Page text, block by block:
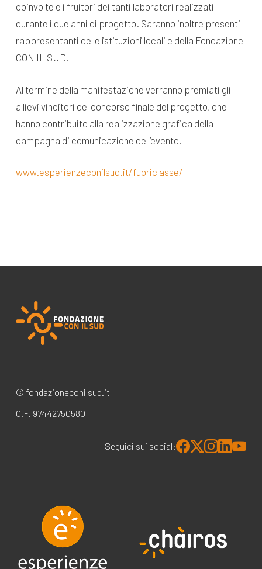
coinvolte e i fruitori dei tanti laboratori realizzati
durante i due anni di progetto. Saranno inoltre presenti
rappresentanti delle istituzioni locali e della Fondazione
CON IL SUD.
Al termine della manifestazione verranno premiati gli
allievi vincitori del concorso finale del progetto, che
hanno contribuito alla realizzazione grafica della
campagna di comunicazione dell’evento.
www.esperienzeconilsud.it/fuoriclasse/
© fondazioneconilsud.it
C.F. 97442750580
Seguici sui social: